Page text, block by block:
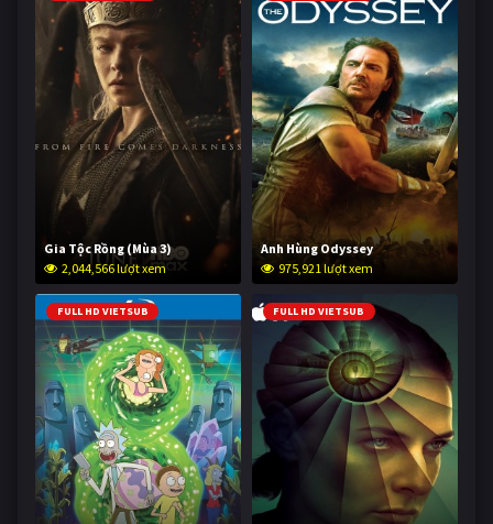
Gia Tộc Rồng (Mùa 3)
2,044,566 lượt xem
Anh Hùng Odyssey
975,921 lượt xem
FULL HD VIETSUB FULL HD VIETSUB